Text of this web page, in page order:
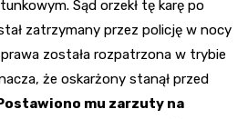
Sąd orzekł tę karę po
zatrzymany przez policję w nocy
została rozpatrzona w trybie
że oskarżony stanął przed
mu zarzuty na